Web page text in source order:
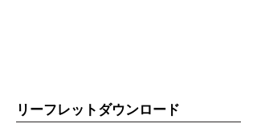
リーフレットダウンロード